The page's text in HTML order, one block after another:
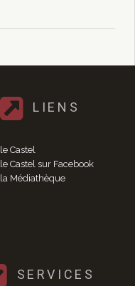
LIENS
le Castel
le Castel sur Facebook
la Médiathèque
SERVICES